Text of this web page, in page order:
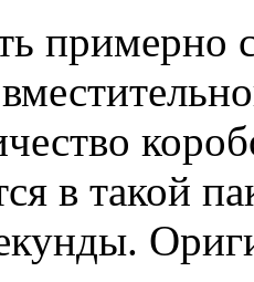
примерно
в такой